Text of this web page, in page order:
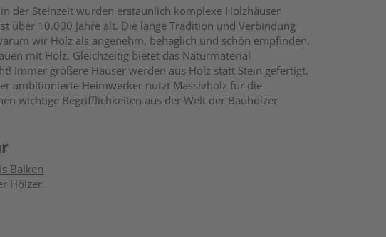
der Steinzeit wurden erstaunlich komplexe Holzhäuser
über 10.000 Jahre alt. Die lange Tradition und Verbindung
wir Holz als angenehm, behaglich und schön empfinden.
mit Holz. Gleichzeitig bietet das Naturmaterial
Immer größere Häuser werden aus Holz statt Stein gefertigt.
ambitionierte Heimwerker nutzt Massivholz für die
wichtige Begrifflichkeiten aus der Welt der Bauhölzer
Balken
Hölzer